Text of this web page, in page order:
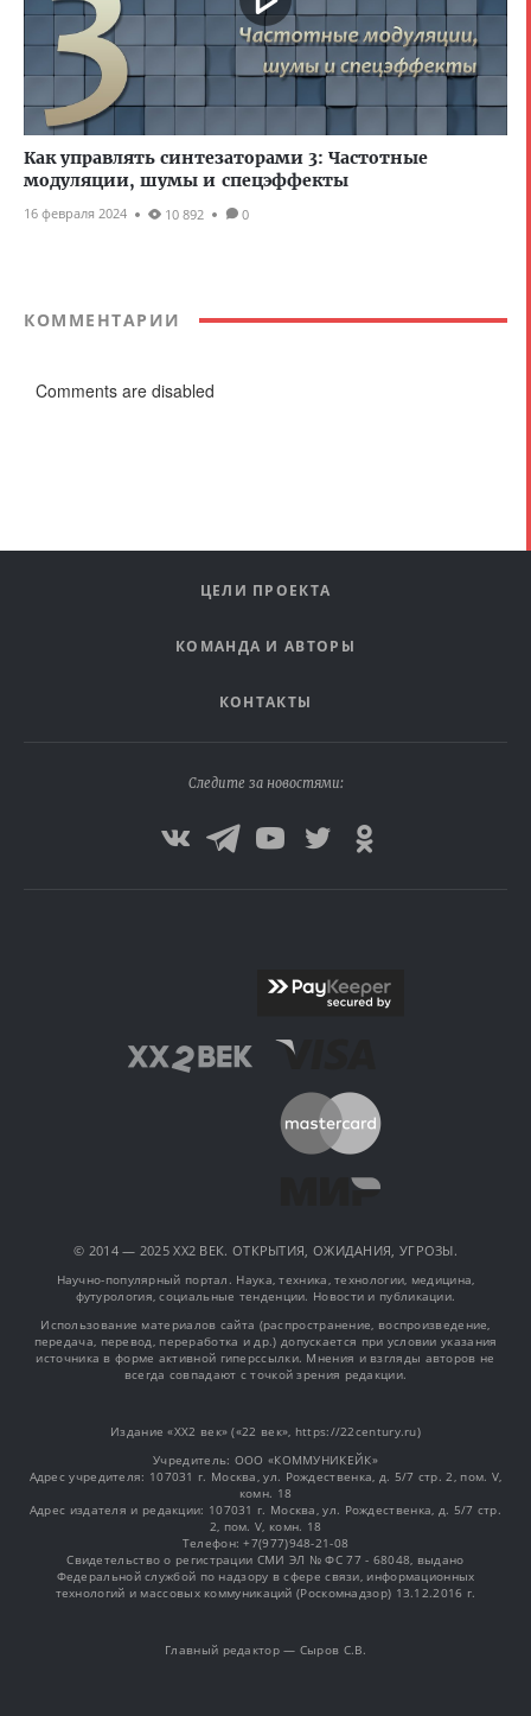
Как управлять синтезаторами 3: Частотные
модуляции, шумы и спецэффекты
16 февраля 2024 10 892 0
КОММЕНТАРИИ
Comments are disabled
ЦЕЛИ ПРОЕКТА
КОМАНДА И АВТОРЫ
КОНТАКТЫ
Следите за новостями:
© 2014 — 2025 XX2 ВЕК. ОТКРЫТИЯ, ОЖИДАНИЯ, УГРОЗЫ.
Научно-популярный портал. Наука, техника, технологии, медицина,
футурология, социальные тенденции. Новости и публикации.
Использование материалов сайта (распространение, воспроизведение,
передача, перевод, переработка и др.) допускается при условии указания
источника в форме активной гиперссылки. Мнения и взгляды авторов не
всегда совпадают с точкой зрения редакции.
Издание «XX2 век» («22 век», https://22century.ru)
Учредитель: OOO «КОММУНИКЕЙК»
Адрес учредителя: 107031 г. Москва, ул. Рождественка, д. 5/7 стр. 2, пом. V,
комн. 18
Адрес издателя и редакции: 107031 г. Москва, ул. Рождественка, д. 5/7 стр.
2, пом. V, комн. 18
Телефон: +7(977)948-21-08
Свидетельство о регистрации СМИ ЭЛ № ФС 77 - 68048, выдано
Федеральной службой по надзору в сфере связи, информационных
технологий и массовых коммуникаций (Роскомнадзор) 13.12.2016 г.
Главный редактор — Сыров С.В.